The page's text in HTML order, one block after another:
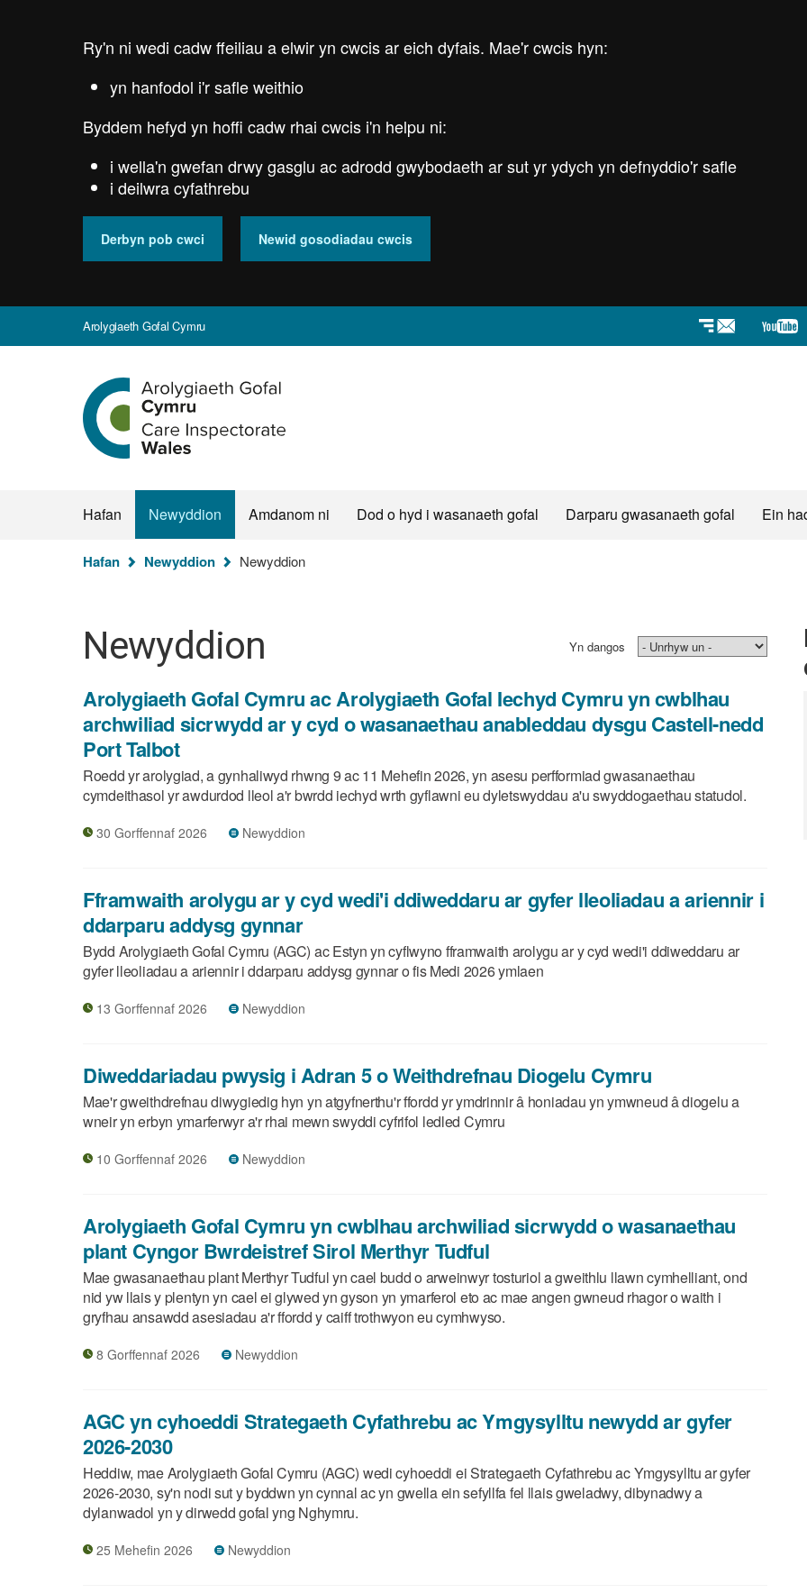
Ry'n ni wedi cadw ffeiliau a elwir yn cwcis ar eich dyfais. Mae'r cwcis hyn:
yn hanfodol i'r safle weithio
Byddem hefyd yn hoffi cadw rhai cwcis i'n helpu ni:
i wella'n gwefan drwy gasglu ac adrodd gwybodaeth ar sut yr ydych yn defnyddio'r safle
i deilwra cyfathrebu
Derbyn pob cwci Newid gosodiadau cwcis
Arolygiaeth Gofal Cymru Newyddlenni
Ewch
i
hafan
Arolygiaeth
Gofal
Hafan Newyddion Amdanom ni Dod o hyd i wasanaeth gofal Darparu gwasanaeth gofal Ein
Rydych
Hafan Newyddion Newyddion
Newyddion Yn dangos
Arolygiaeth Gofal Cymru ac Arolygiaeth Gofal Iechyd Cymru yn cwblhau
archwiliad sicrwydd ar y cyd o wasanaethau anableddau dysgu Castell-nedd
Port Talbot
Roedd yr arolygiad, a gynhaliwyd rhwng 9 ac 11 Mehefin 2026, yn asesu perfformiad gwasanaethau
cymdeithasol yr awdurdod lleol a'r bwrdd iechyd wrth gyflawni eu dyletswyddau a'u swyddogaethau statudol.
30 Gorffennaf 2026 Newyddion
Fframwaith arolygu ar y cyd wedi'i ddiweddaru ar gyfer lleoliadau a ariennir i
ddarparu addysg gynnar
Bydd Arolygiaeth Gofal Cymru (AGC) ac Estyn yn cyflwyno fframwaith arolygu ar y cyd wedi'i ddiweddaru ar
gyfer lleoliadau a ariennir i ddarparu addysg gynnar o fis Medi 2026 ymlaen
13 Gorffennaf 2026 Newyddion
Diweddariadau pwysig i Adran 5 o Weithdrefnau Diogelu Cymru
Mae'r gweithdrefnau diwygiedig hyn yn atgyfnerthu'r ffordd yr ymdrinnir â honiadau yn ymwneud â diogelu a
wneir yn erbyn ymarferwyr a'r rhai mewn swyddi cyfrifol ledled Cymru
10 Gorffennaf 2026 Newyddion
Arolygiaeth Gofal Cymru yn cwblhau archwiliad sicrwydd o wasanaethau
plant Cyngor Bwrdeistref Sirol Merthyr Tudful
Mae gwasanaethau plant Merthyr Tudful yn cael budd o arweinwyr tosturiol a gweithlu llawn cymhelliant, ond
nid yw llais y plentyn yn cael ei glywed yn gyson yn ymarferol eto ac mae angen gwneud rhagor o waith i
gryfhau ansawdd asesiadau a'r ffordd y caiff trothwyon eu cymhwyso.
8 Gorffennaf 2026 Newyddion
AGC yn cyhoeddi Strategaeth Cyfathrebu ac Ymgysylltu newydd ar gyfer
2026-2030
Heddiw, mae Arolygiaeth Gofal Cymru (AGC) wedi cyhoeddi ei Strategaeth Cyfathrebu ac Ymgysylltu ar gyfer
2026-2030, sy'n nodi sut y byddwn yn cynnal ac yn gwella ein sefyllfa fel llais gweladwy, dibynadwy a
dylanwadol yn y dirwedd gofal yng Nghymru.
25 Mehefin 2026 Newyddion